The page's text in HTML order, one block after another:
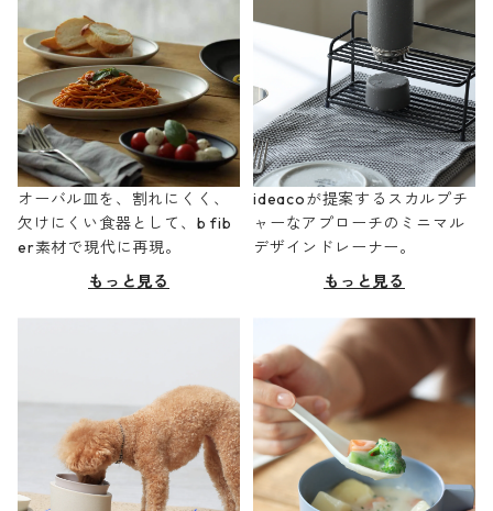
オーバル皿を、割れにくく、
欠けにくい食器として、b fib
er素材で現代に再現。
もっと見る
ideacoが提案するスカルプチ
ャーなアプローチのミニマル
デザインドレーナー。
もっと見る